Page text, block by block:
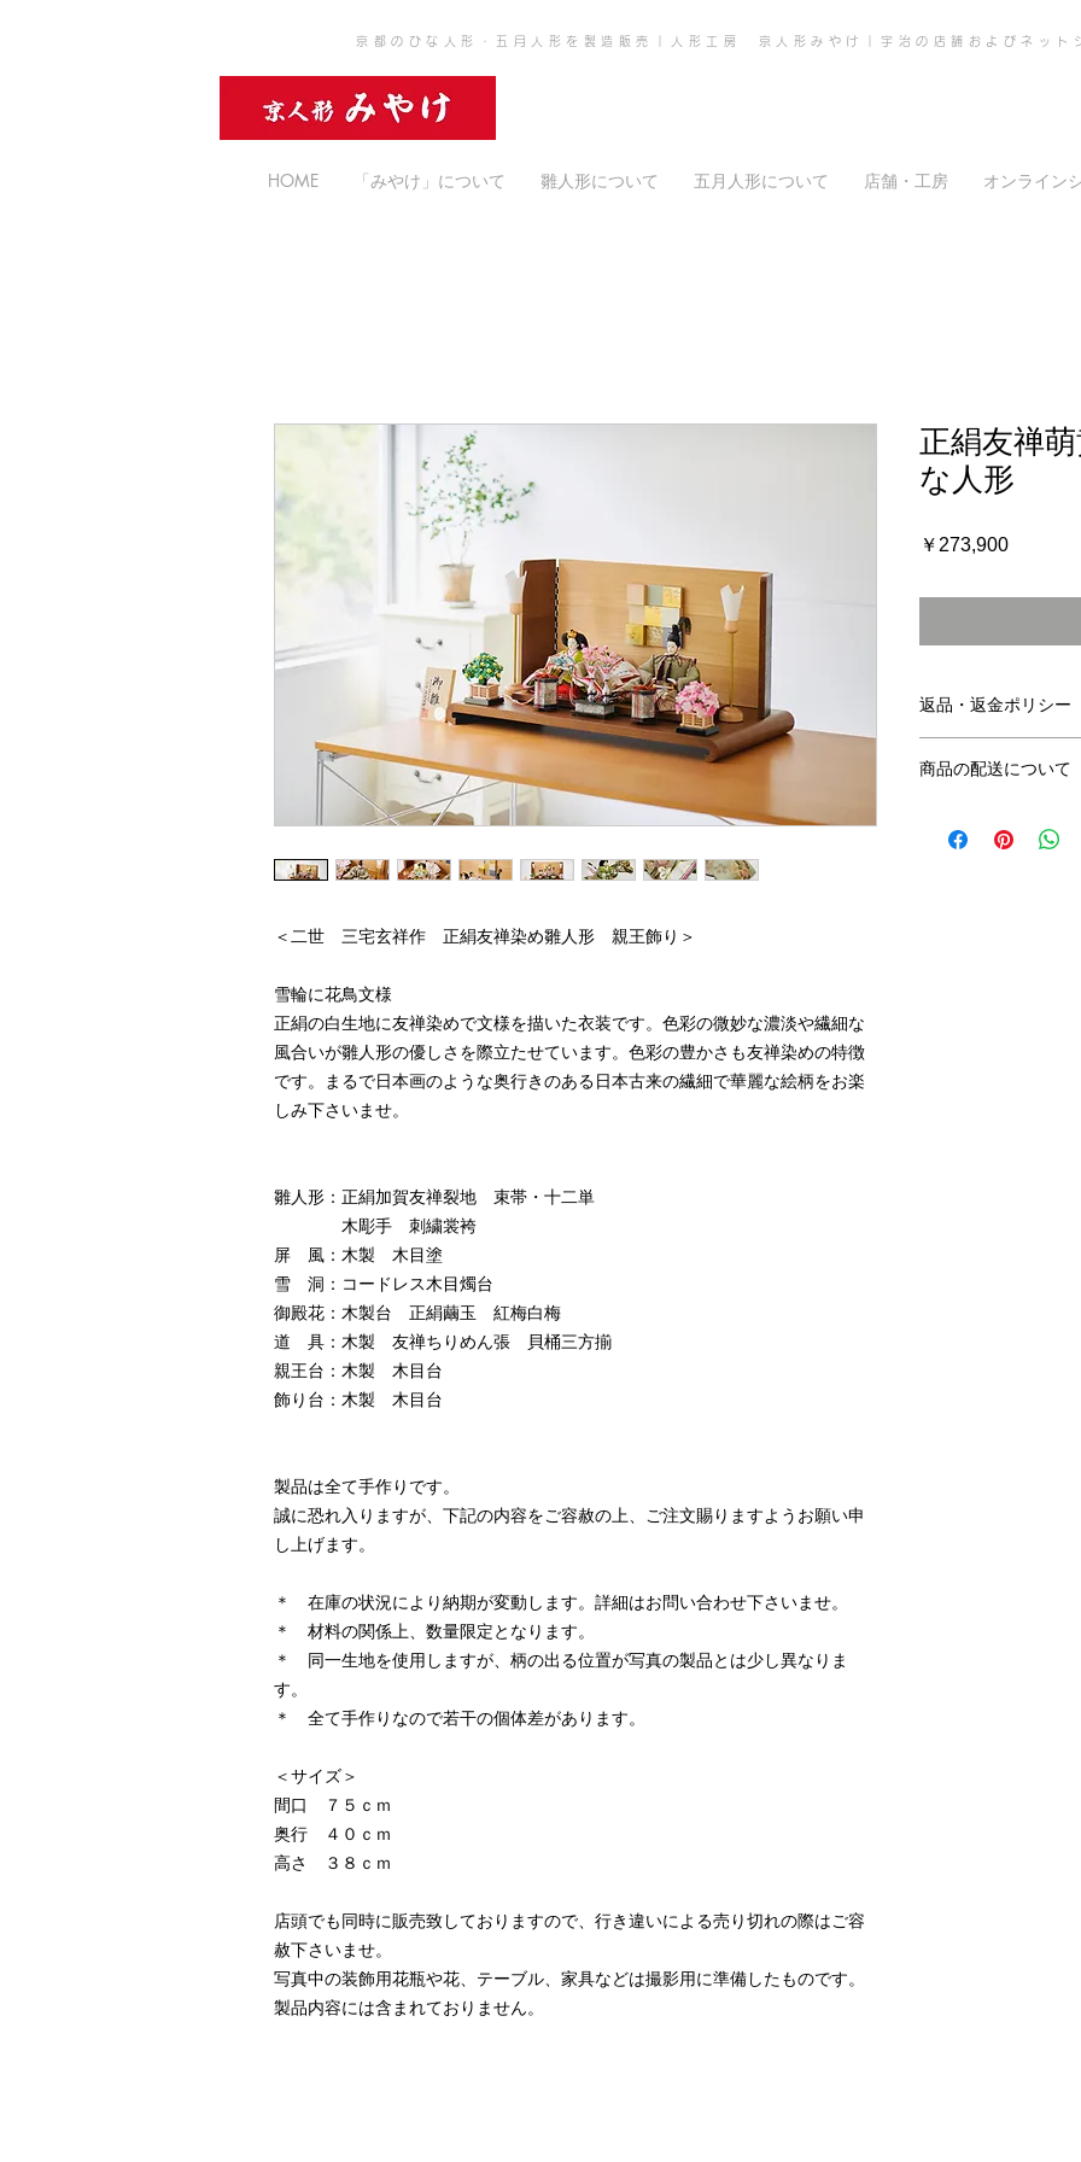
京都のひな人形・五月人形を製造販売｜人形工房 京人形みやけ｜宇治の店舗およびネット
HOME 「みやけ」について 雛人形について 五月人形について 店舗・工房 オンライン
＜二世 三宅玄祥作 正絹友禅染め雛人形 親王飾り＞
雪輪に花鳥文様
正絹の白生地に友禅染めで文様を描いた衣装です。色彩の微妙な濃淡や繊細な
風合いが雛人形の優しさを際立たせています。色彩の豊かさも友禅染めの特徴
です。まるで日本画のような奥行きのある日本古来の繊細で華麗な絵柄をお楽
しみ下さいませ。
雛人形：正絹加賀友禅裂地 束帯・十二単
木彫手 刺繍裳袴
屏 風：木製 木目塗
雪 洞：コードレス木目燭台
御殿花：木製台 正絹繭玉 紅梅白梅
道 具：木製 友禅ちりめん張 貝桶三方揃
親王台：木製 木目台
飾り台：木製 木目台
製品は全て手作りです。
誠に恐れ入りますが、下記の内容をご容赦の上、ご注文賜りますようお願い申
し上げます。
＊ 在庫の状況により納期が変動します。詳細はお問い合わせ下さいませ。
＊ 材料の関係上、数量限定となります。
＊ 同一生地を使用しますが、柄の出る位置が写真の製品とは少し異なりま
す。
＊ 全て手作りなので若干の個体差があります。
＜サイズ＞
間口 ７５ｃｍ
奥行 ４０ｃｍ
高さ ３８ｃｍ
店頭でも同時に販売致しておりますので、行き違いによる売り切れの際はご容
赦下さいませ。
写真中の装飾用花瓶や花、テーブル、家具などは撮影用に準備したものです。
製品内容には含まれておりません。
正絹友禅
な人形
￥273,900価
返品・返金ポリシー
合やお気付きの点な
誠に恐れ入りますが
をいただきましたら
商品の配送について
料金 ￥1,500（北